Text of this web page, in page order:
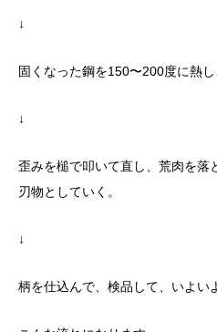
↓
固くなった鋼を150〜200度に熱し
↓
歪みを槌で叩いて直し、荒肉を落
刃物としていく。
↓
柄を仕込んで、検品して、いよい